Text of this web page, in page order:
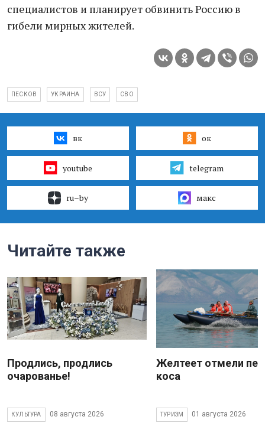
специалистов и планирует обвинить Россию в
гибели мирных жителей.
ПЕСКОВ УКРАИНА ВСУ СВО
вк ок
youtube telegram
ru–by макс
Читайте также
Продлись, продлись
очарованье!
КУЛЬТУРА 08 августа 2026
Желтеет отмели
коса
ТУРИЗМ 01 августа 2026